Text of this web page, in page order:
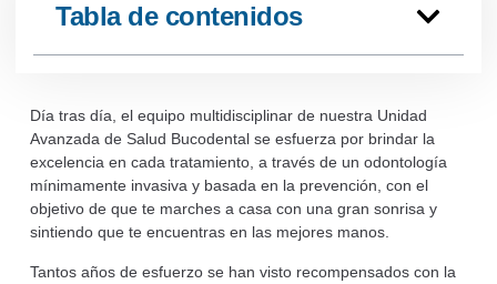
Tabla de contenidos
Día tras día, el equipo multidisciplinar de nuestra Unidad
Avanzada de Salud Bucodental se esfuerza por brindar la
excelencia en cada tratamiento, a través de un odontología
mínimamente invasiva y basada en la prevención, con el
objetivo de que te marches a casa con una gran sonrisa y
sintiendo que te encuentras en las mejores manos.
Tantos años de esfuerzo se han visto recompensados con la